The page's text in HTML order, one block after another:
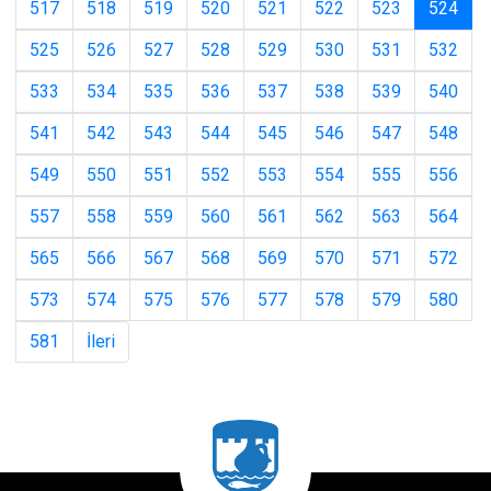
517 518 519 520 521 522 523 524
525 526 527 528 529 530 531
532
533
534 535 536 537 538 539
540
541
542 543 544 545 546 547
548
549
550 551 552 553 554 555
556
557
558 559 560 561 562 563
564
565
566 567 568 569 570 571
572
573
574 575 576 577 578 579
580
581
İleri